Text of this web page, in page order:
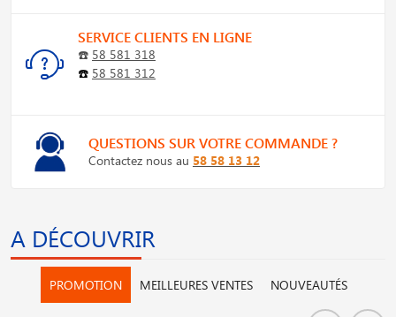
SERVICE CLIENTS EN LIGNE
☎️ 58 581 318
☎️ 58 581 312
QUESTIONS SUR VOTRE COMMANDE ?
Contactez nous au 58 58 13 12
A DÉCOUVRIR
PROMOTION MEILLEURES VENTES NOUVEAUTÉS